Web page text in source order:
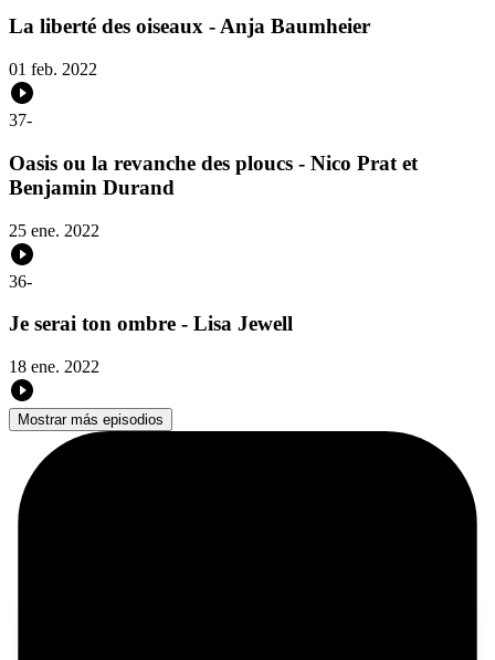
La liberté des oiseaux - Anja Baumheier
01 feb. 2022
37-
Oasis ou la revanche des ploucs - Nico Prat et
Benjamin Durand
25 ene. 2022
36-
Je serai ton ombre - Lisa Jewell
18 ene. 2022
Mostrar más episodios